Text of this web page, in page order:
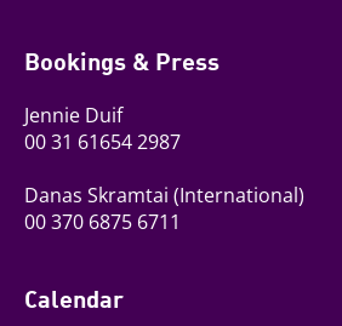
Bookings & Press
Jennie Duif
00 31 61654 2987
Danas Skramtai (International)
00 370 6875 6711
Calendar